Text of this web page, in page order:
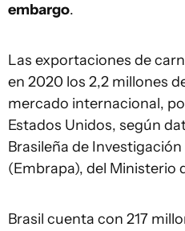
embargo.
Las exportaciones de
en 2020 los 2,2 millones
mercado internacional,
Estados Unidos, según
Brasileña de
(Embrapa), del Ministerio
Brasil cuenta con 217